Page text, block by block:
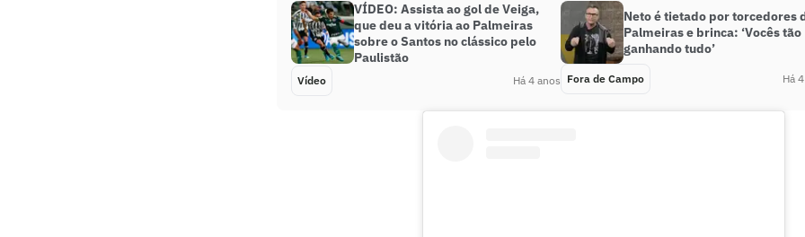
VÍDEO: Assista ao gol de Veiga,
que deu a vitória ao Palmeiras
sobre o Santos no clássico pelo
Paulistão
Vídeo Há 4 anos
Neto é tietado por torcedores
Palmeiras e brinca: ‘Vocês tão
ganhando tudo’
Fora de Campo Há